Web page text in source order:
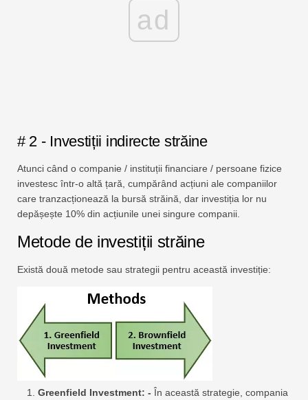
ad
# 2 - Investiții indirecte străine
Atunci când o companie / instituții financiare / persoane fizice
investesc într-o altă țară, cumpărând acțiuni ale companiilor
care tranzacționează la bursă străină, dar investiția lor nu
depășește 10% din acțiunile unei singure companii.
Metode de investiții străine
Există două metode sau strategii pentru această investiție:
Greenfield Investment: - În această strategie, compania